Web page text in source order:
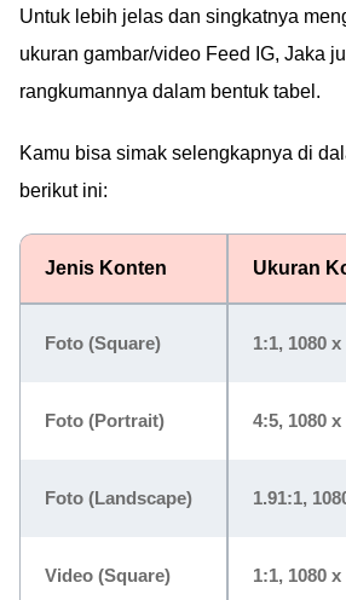
Untuk lebih jelas dan singkatnya
ukuran gambar/video Feed IG, Jaka
rangkumannya dalam bentuk tabel.
Kamu bisa simak selengkapnya di
berikut ini:
Jenis Konten Ukuran
Foto (Square) 1:1, 1080
Foto (Portrait) 4:5, 1080
Foto (Landscape) 1.91:1,
Video (Square) 1:1, 1080